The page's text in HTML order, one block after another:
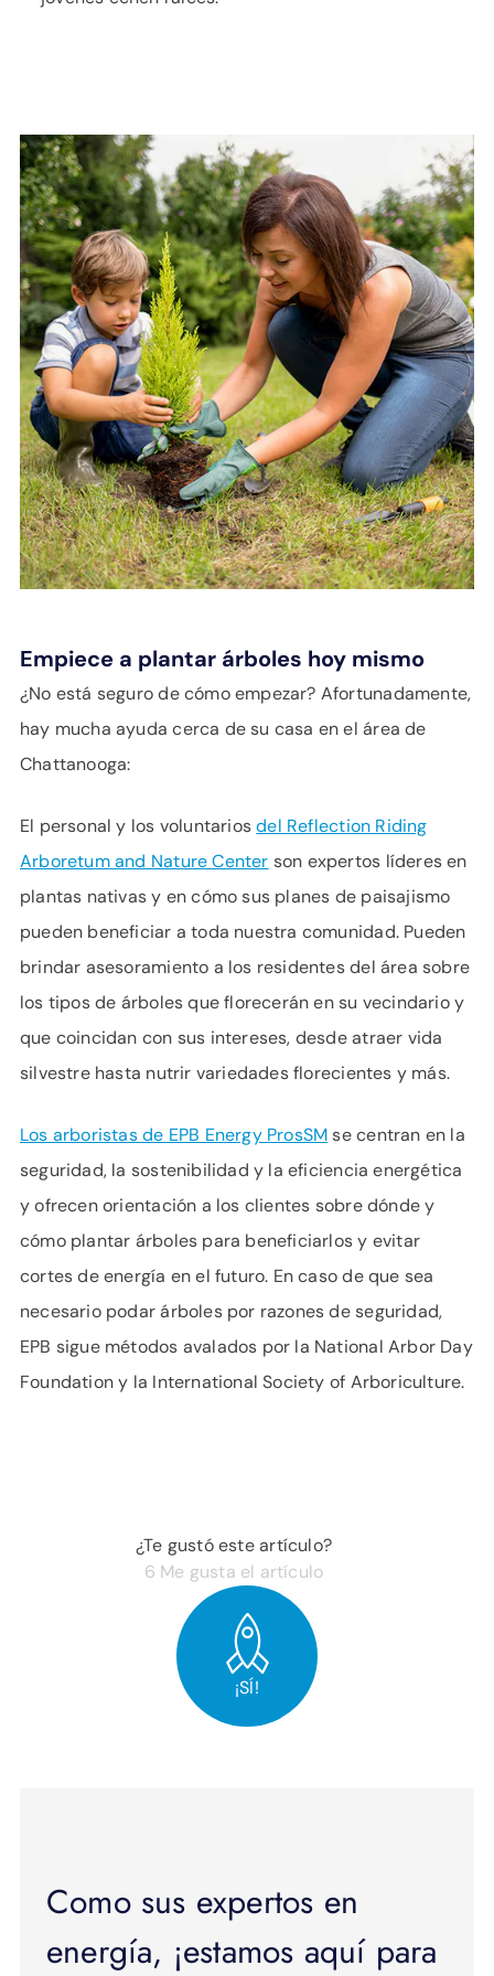
Empiece a plantar árboles hoy mismo
¿No está seguro de cómo empezar? Afortunadamente,
hay mucha ayuda cerca de su casa en el área de
Chattanooga:
El personal y los voluntariosdel Reflection Riding
Arboretum and Nature Center son expertos líderes en
plantas nativas y en cómo sus planes de paisajismo
pueden beneficiar a toda nuestra comunidad. Pueden
brindar asesoramiento a los residentes del área sobre
los tipos de árboles que florecerán en su vecindario y
que coincidan con sus intereses, desde atraer vida
silvestre hasta nutrir variedades florecientes y más.
Los arboristas de EPB Energy ProsSMse centran en la
seguridad, la sostenibilidad y la eficiencia energética
y ofrecen orientación a los clientes sobre dónde y
cómo plantar árboles para beneficiarlos y evitar
cortes de energía en el futuro. En caso de que sea
necesario podar árboles por razones de seguridad,
EPB sigue métodos avalados por la National Arbor Day
Foundation y la International Society of Arboriculture.
¿Te gustó este artículo?
6 Me gusta el artículo
¡SÍ!
Como sus expertos en
energía, ¡estamos aquí para